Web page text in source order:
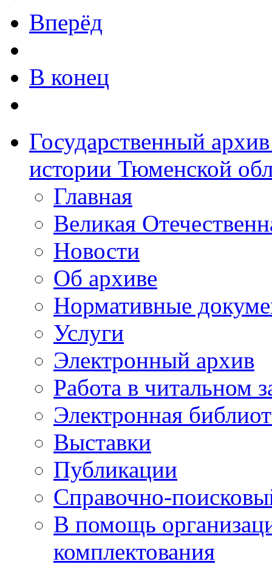
Вперёд
В конец
Государственный
истории Тюменской
Главная
Великая
Новости
Об архиве
Нормативные
Услуги
Электронный архив
Работа в читальном
Электронная
Выставки
Публикации
Справочно-
В помощь
комплектования